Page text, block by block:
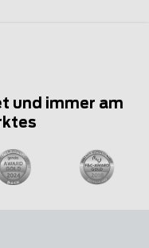
und immer am